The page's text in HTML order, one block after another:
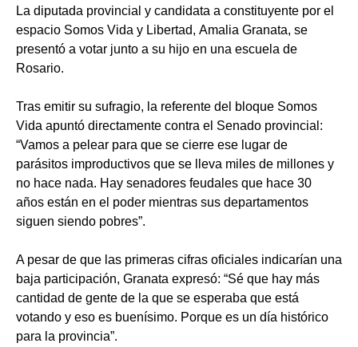
La diputada provincial y candidata a constituyente por el
espacio Somos Vida y Libertad, Amalia Granata, se
presentó a votar junto a su hijo en una escuela de
Rosario.
Tras emitir su sufragio, la referente del bloque Somos
Vida apuntó directamente contra el Senado provincial:
“Vamos a pelear para que se cierre ese lugar de
parásitos improductivos que se lleva miles de millones y
no hace nada. Hay senadores feudales que hace 30
años están en el poder mientras sus departamentos
siguen siendo pobres”.
A pesar de que las primeras cifras oficiales indicarían una
baja participación, Granata expresó: “Sé que hay más
cantidad de gente de la que se esperaba que está
votando y eso es buenísimo. Porque es un día histórico
para la provincia”.